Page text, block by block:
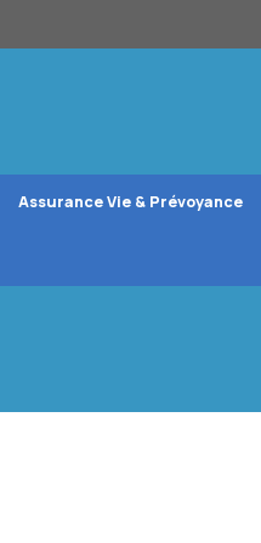
Assurance Vie & Prévoyance